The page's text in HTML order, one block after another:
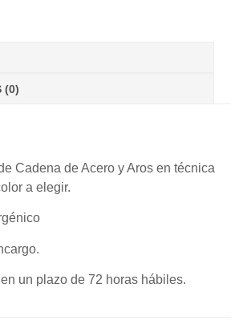
(0)
Cadena de Acero y Aros en técnica
a elegir.
un plazo de 72 horas hábiles.